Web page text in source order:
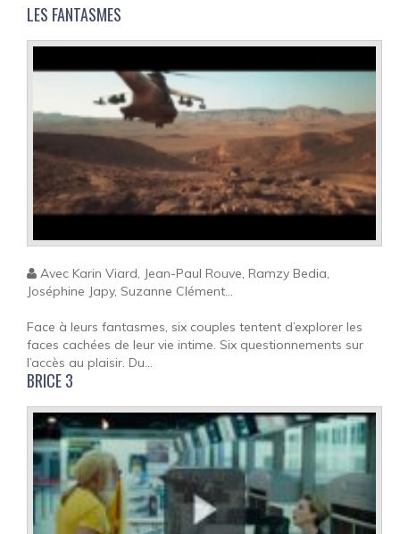
LES FANTASMES
Avec Karin Viard, Jean-Paul Rouve, Ramzy Bedia,
Joséphine Japy, Suzanne Clément...
Face à leurs fantasmes, six couples tentent d’explorer les
faces cachées de leur vie intime. Six questionnements sur
l’accès au plaisir. Du...
BRICE 3